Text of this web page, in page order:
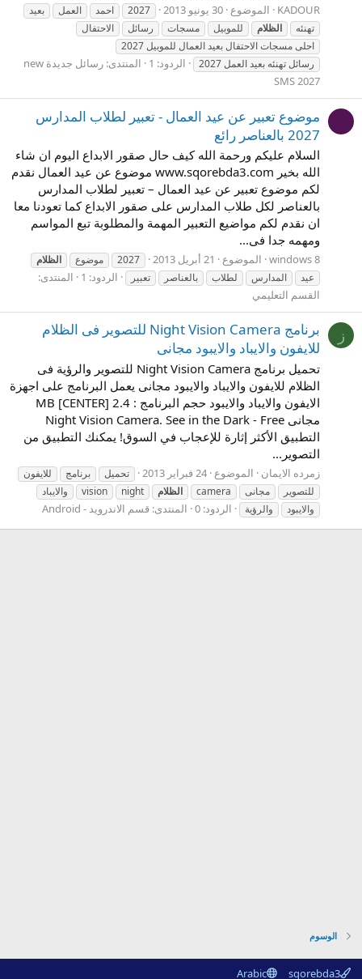
KADOUR الموضوع 30 يونيو 2013 2027 احمد العمل
بعيد
تهنئه
الظلام للموبيل مسجات رسائل
الاحتفال
احلى مسجات الاحتفال بعيد العمال للموبيل 2027
رسائل تهنئه بعيد العمل 2027
الردود: 1 المنتدى:
رسائل جديدة new
SMS 2027
موضوع تعبير عن عيد العمال - تعبير لطلاب المدارس
2027 بالعناصر رائع
السلام عليكم ورحمة الله كيف حال صقور الابداع اليوم ان شاء
الله بخير www.sqorebda3.com موضوع عن عيد العمال نقدم
لكم موضوع تعبير عن عيد العمال – تعبير لطلاب المدارس
بالعناصر لكل طلاب المدارس على صقور الابداع كما تعودنا معا
ان نقدم لكم مواضيع التعبير المهمة والمطلوبة تبع المواسم
ومهمه جدا فى...
الموضوع 21 أبريل 2013 2027 موضوع
الظلام
عيد
المدارس لطلاب بالعناصر تعبير الردود: 1
المنتدى:
القسم التعليمي
ز
برنامج Night Vision Camera للتصوير فى الظلام
للايفون والايباد والايبود مجانى
تحميل برنامج Night Vision Camera للتصوير والرؤية فى
الظلام للايفون والايباد والايبود مجانى يعمل البرنامج على اجهزة
الايفون والايباد والايبود حجم البرنامج : 2.4 MB [CENTER]
مجانى Night Vision Camera. See in the Dark - Free
التطبيق الأكثر إثارة للإعجاب في السوق! يمكنك التطبيق من
التصوير...
زمرده الايمان الموضوع 24 فبراير 2013 تحميل برنامج
للايفون
للتصوير
مجانى camera الظلام night
vision
والايباد
والايبود
والرؤية الردود: 0 المنتدى: قسم الاندرويد - Android
الوسوم
sqorebda3
Arabic